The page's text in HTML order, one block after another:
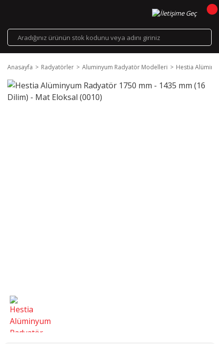
Anasayfa Radyatörler Aluminyum Radyatör Modelleri Hestia